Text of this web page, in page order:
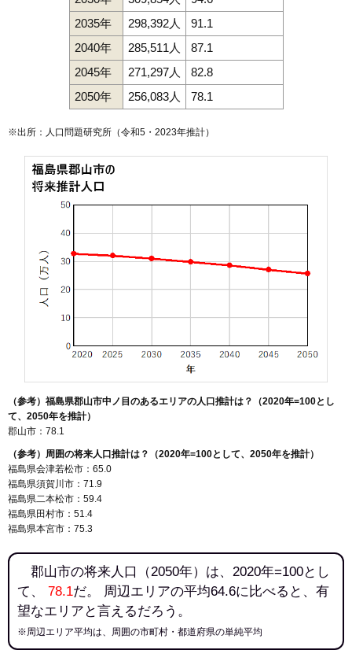
2035年
298,392人
91.1
2040年
285,511人
87.1
2045年
271,297人
82.8
2050年
256,083人 78.1
※出所：人口問題研究所（令和5・2023年推計）
（参考）福島県郡山市中ノ目のあるエリアの人口推計は？（2020年=100とし
て、2050年を推計）
郡山市：78.1
（参考）周囲の将来人口推計は？（2020年=100として、2050年を推計）
福島県会津若松市：65.0
福島県須賀川市：71.9
福島県二本松市：59.4
福島県田村市：51.4
福島県本宮市：75.3
郡山市の将来人口（2050年）は、2020年=100とし
て、 78.1だ。 周辺エリアの平均64.6に比べると、有
望なエリアと言えるだろう。
※周辺エリア平均は、周囲の市町村・都道府県の単純平均